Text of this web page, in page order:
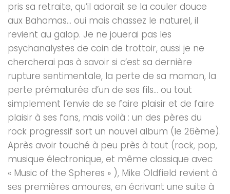
pris sa retraite, qu’il adorait se la couler douce
aux Bahamas… oui mais chassez le naturel, il
revient au galop. Je ne jouerai pas les
psychanalystes de coin de trottoir, aussi je ne
chercherai pas à savoir si c’est sa dernière
rupture sentimentale, la perte de sa maman, la
perte prématurée d’un de ses fils… ou tout
simplement l’envie de se faire plaisir et de faire
plaisir à ses fans, mais voilà : un des pères du
rock progressif sort un nouvel album (le 26ème).
Après avoir touché à peu près à tout (rock, pop,
musique électronique, et même classique avec
« Music of the Spheres » ), Mike Oldfield revient à
ses premières amoures, en écrivant une suite à